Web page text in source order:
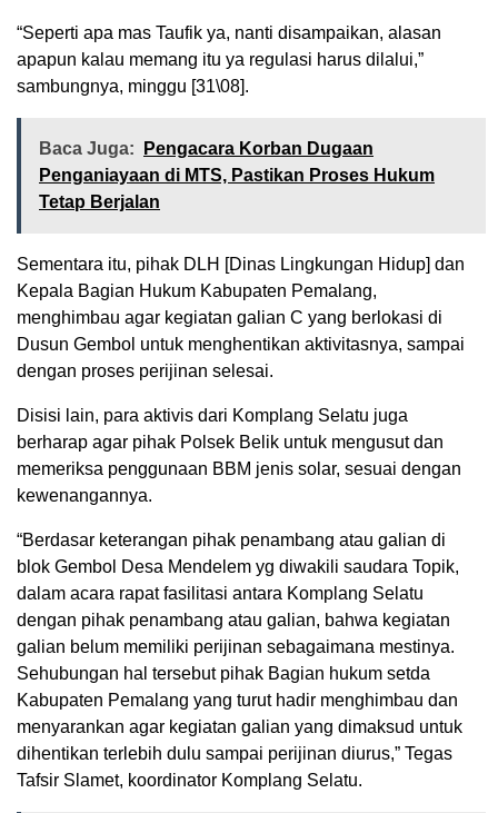
“Seperti apa mas Taufik ya, nanti disampaikan, alasan
apapun kalau memang itu ya regulasi harus dilalui,”
sambungnya, minggu [31\08].
Baca Juga:
Pengacara Korban Dugaan
Penganiayaan di MTS, Pastikan Proses Hukum
Tetap Berjalan
Sementara itu, pihak DLH [Dinas Lingkungan Hidup] dan
Kepala Bagian Hukum Kabupaten Pemalang,
menghimbau agar kegiatan galian C yang berlokasi di
Dusun Gembol untuk menghentikan aktivitasnya, sampai
dengan proses perijinan selesai.
Disisi lain, para aktivis dari Komplang Selatu juga
berharap agar pihak Polsek Belik untuk mengusut dan
memeriksa penggunaan BBM jenis solar, sesuai dengan
kewenangannya.
“Berdasar keterangan pihak penambang atau galian di
blok Gembol Desa Mendelem yg diwakili saudara Topik,
dalam acara rapat fasilitasi antara Komplang Selatu
dengan pihak penambang atau galian, bahwa kegiatan
galian belum memiliki perijinan sebagaimana mestinya.
Sehubungan hal tersebut pihak Bagian hukum setda
Kabupaten Pemalang yang turut hadir menghimbau dan
menyarankan agar kegiatan galian yang dimaksud untuk
dihentikan terlebih dulu sampai perijinan diurus,” Tegas
Tafsir Slamet, koordinator Komplang Selatu.